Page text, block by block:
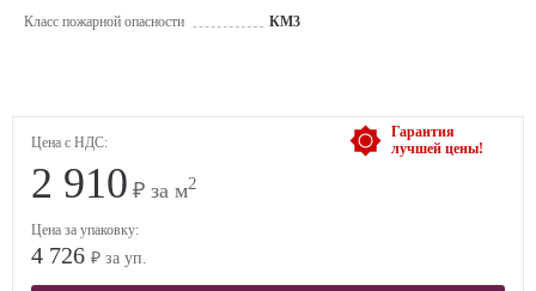
Класс пожарной опасности
КМ3
Гарантия
лучшей цены!
Цена с НДС:
2 910 ₽ за м2
Цена за упаковку:
4 726 ₽ за уп.